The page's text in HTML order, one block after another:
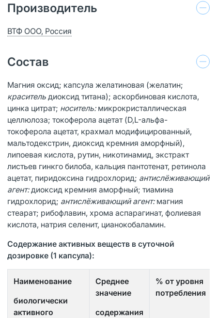
Производитель
ВТФ ООО, Россия
Состав
Магния оксид; капсула желатиновая (желатин;
краситель диоксид титана); аскорбиновая кислота,
цинка цитрат; носитель:микрокристаллическая
целлюлоза; токоферола ацетат (D,L-альфа-
токоферола ацетат, крахмал модифицированный,
мальтодекстрин, диоксид кремния аморфный),
липоевая кислота, рутин, никотинамид, экстракт
листьев гинкго билоба, кальция пантотенат, ретинола
ацетат, пиридоксина гидрохлорид; антислёживающий
агент:диоксид кремния аморфный; тиамина
гидрохлорид; антислёживающий агент:магния
стеарат; рибофлавин, хрома аспарагинат, фолиевая
кислота, натрия селенит, цианокобаламин.
Содержание активных веществ в суточной
дозировке (1 капсула):
Наименование
биологически
активного
Среднее
значение
содержания
% от уровня
потребления